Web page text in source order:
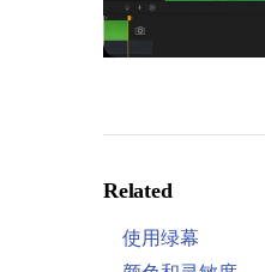
Related
使用绿幕